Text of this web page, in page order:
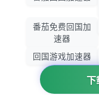
下
番茄免费回国加
速器
回国游戏加速器
归雁